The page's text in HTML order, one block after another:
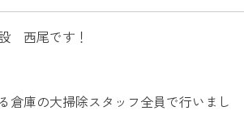
西尾です！
倉庫の大掃除スタッフ全員で行いまし